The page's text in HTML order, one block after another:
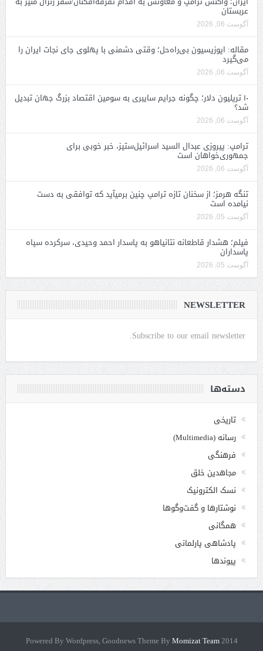
عربستان
آگوست 06, 2026
مقاله: اپوزیسیون بی‌راه‌حل؛ وقتی دشمنی با پهلوی جای نجات ایران را
می‌گیرد
آگوست 06, 2026
۱۰ تریلیون دلار؛ چگونه جرایم سایبری به سومین اقتصاد بزرگ جهان تبدیل
شد؟
آگوست 06, 2026
ترامپ: پیروزی عبدال السید اسرائیل‌ستیز، خبر خوبی برای
جمهوری‌خواهان است
آگوست 06, 2026
تنگه هرمز؛ از سخنان تازه ترامپ چنین برمیآید که توافقی به دست
نیامده است
آگوست 05, 2026
فیلم؛ هشدار قاطعانه نتانیاهو به پاسدار احمد وحیدی، سرکرده سپاه
پاسداران
آگوست 05, 2026
NEWSLETTER
Subscribe to our email newsletter.
دسته‌ها
تاریخی
رسانه (Multimedia)
فرهنگی
مجاهدین خلق
نسک الکترونیک
نوشتارها و گفت‌وگوها
همگانی
پادشاهی پارلمانی
پیوندها
2014 Powered By Wordpress, Goodnews Theme By
Momizat Team